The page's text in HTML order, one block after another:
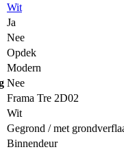
Wit
Ja
Nee
Opdek
Modern
Nee
Frama Tre 2D02
Wit
Gegrond / met
Binnendeur